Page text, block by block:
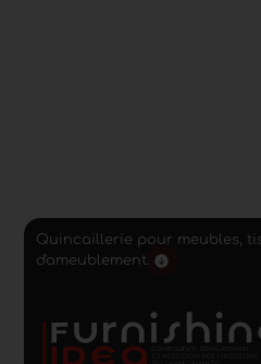
Quincaillerie pour meubles,
d'ameublement.